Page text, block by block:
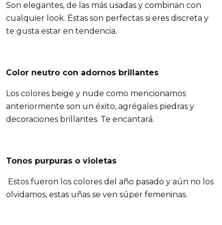
Son elegantes, de las más usadas y combinan con
cualquier look. Éstas son perfectas si eres discreta y
te gusta estar en tendencia.
Color neutro con adornos brillantes
Los colores beige y nude como mencionamos
anteriormente son un éxito, agrégales piedras y
decoraciones brillantes. Te encantará.
Tonos purpuras o violetas
Estos fueron los colores del año pasado y aún no los
olvidamos, estas uñas se ven súper femeninas.